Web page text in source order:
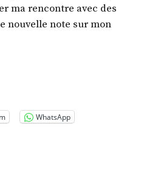
ma rencontre avec des
nouvelle note sur mon
WhatsApp